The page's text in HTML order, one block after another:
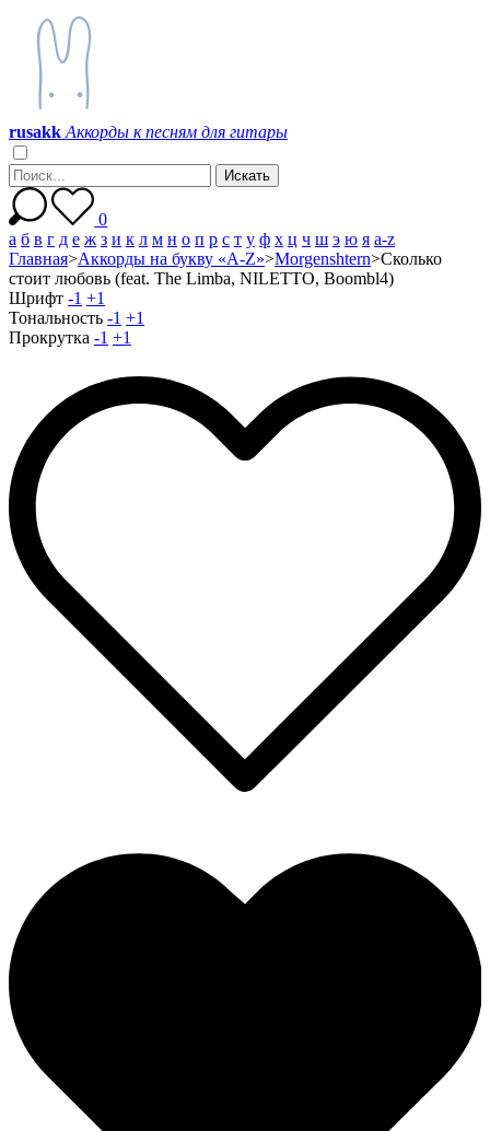
rusakk Аккорды к песням для гитары
0
а б в г д е ж з и к л м н о п р с т у ф х ц ч ш э ю я a-z
Главная>Аккорды на букву «A-Z»>Morgenshtern>Сколько
стоит любовь (feat. The Limba, NILETTO, Boombl4)
Шрифт -1 +1
Тональность -1 +1
Прокрутка -1 +1